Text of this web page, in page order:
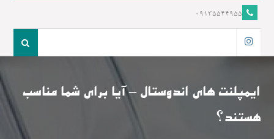
09135544955
ایمپلنت های اندوستال – آیا برای شما مناسب
هستند؟